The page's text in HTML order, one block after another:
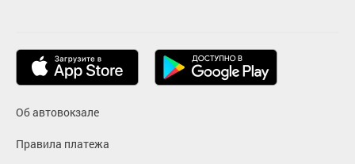
Об автовокзале
Правила платежа